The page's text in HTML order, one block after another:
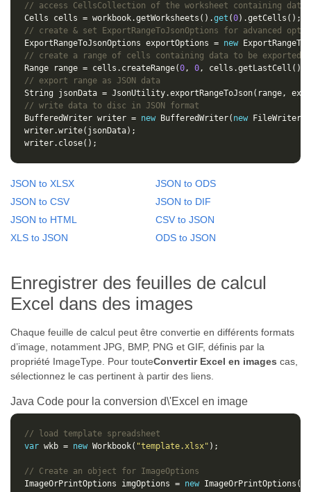
// access CellsCollection of the worksheet containing data
Cells cells = workbook.getWorksheets().get (0
// create & set ExportRangeToJsonOptions for advanced
ExportRangeToJsonOptions exportOptions = new
// create a range of cells containing data to be exported
Range range = cells.createRange(0, 0,
// export range as JSON data
// write data to disc in JSON format
BufferedWriter writer = new BufferedWriter( new FileWriter(
JSON to XLSX
JSON to ODS
JSON to CSV
JSON to DIF
JSON to HTML
CSV to JSON
XLS to JSON
ODS to JSON
Enregistrer des feuilles de calcul
Excel dans des images
Chaque feuille de calcul peut être convertie en différents formats
d’image, notamment JPG, BMP, PNG et GIF, définis par la
propriété ImageType. Pour touteConvertir Excel en images cas,
sélectionnez le cas pertinent à partir des liens.
Java Code pour la conversion d\'Excel en image
// load template spreadsheet
var wkb = new Workbook( "template.xlsx"
// Create an object for ImageOptions
ImageOrPrintOptions imgOptions = new